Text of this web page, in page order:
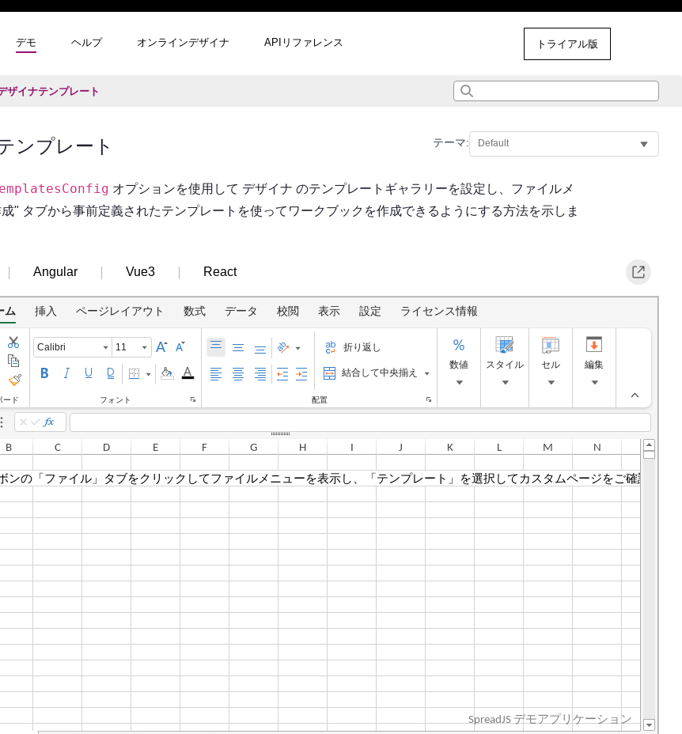
デモ ヘルプ オンラインデザイナ APIリファレンス トライアル版
ザイナテンプレート
ンプレート テーマ:
オプションを使用して デザイナ のテンプレートギャラリーを設定し、ファイルメ
" タブから事前定義されたテンプレートを使ってワークブックを作成できるようにする方法を示しま
Angular Vue3 React